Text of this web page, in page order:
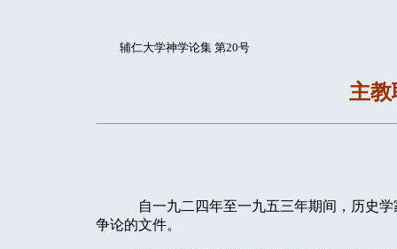
辅仁大学神学论集 第20号
主教
自一九二四年至一九五三年期间，历史
争论的文件。